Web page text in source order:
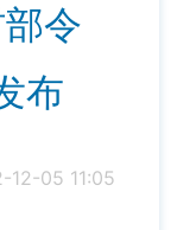
令
布
12-05 11:05